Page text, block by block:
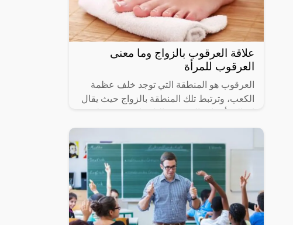
علاقة العرقوب بالزواج وما معنى
العرقوب للمرأة
العرقوب هو المنطقة التي توجد خلف عظمة
الكعب، وترتبط تلك المنطقة بالزواج حيث يقال
ويدل على أن جسدها غير متناسق